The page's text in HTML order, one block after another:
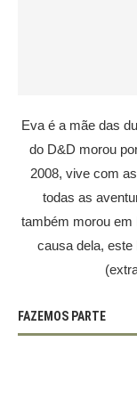
Eva é a mãe das
do D&D morou
2008, vive com
todas as
também morou
causa dela, este
FAZEMOS PARTE